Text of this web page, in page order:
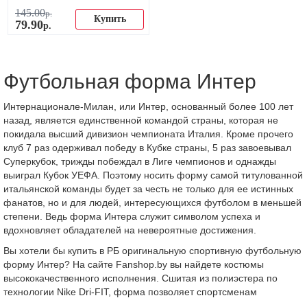
145.00р.
79.90р.
Купить
Футбольная форма Интер
Интернационале-Милан, или Интер, основанный более 100 лет
назад, является единственной командой страны, которая не
покидала высший дивизион чемпионата Италия. Кроме прочего
клуб 7 раз одерживал победу в Кубке страны, 5 раз завоевывал
Суперкубок, трижды побеждал в Лиге чемпионов и однажды
выиграл Кубок УЕФА. Поэтому носить форму самой титулованной
итальянской команды будет за честь не только для ее истинных
фанатов, но и для людей, интересующихся футболом в меньшей
степени. Ведь форма Интера служит символом успеха и
вдохновляет обладателей на невероятные достижения.
Вы хотели бы купить в РБ оригинальную спортивную футбольную
форму Интер? На сайте Fanshop.by вы найдете костюмы
высококачественного исполнения. Сшитая из полиэстера по
технологии Nike Dri-FIT, форма позволяет спортсменам